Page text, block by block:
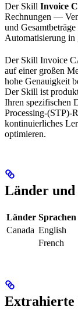
Der Skill Invoice
Rechnungen —
und
Automatisierung in
Der Skill Invoice
auf einer großen
hohe Genauigkeit
Der Skill ist
Ihren spezifischen
Processing-(STP)-
kontinuierliches
optimieren.
Länder und
Länder Sprachen
Canada English
French
Extrahierte